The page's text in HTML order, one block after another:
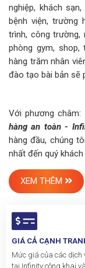
nghiệp, khách
bệnh viện, trường
trình, công trường,
phòng gym, shop,
hàng trăm nhân
đào tạo bài bản sẽ
Với phương châm:
hàng an toàn -
hàng đầu, chúng
nhất đến quý khách
XEM THÊM
GIÁ CẢ CẠNH
Mức giá của các dịch
tại Infinity công khai